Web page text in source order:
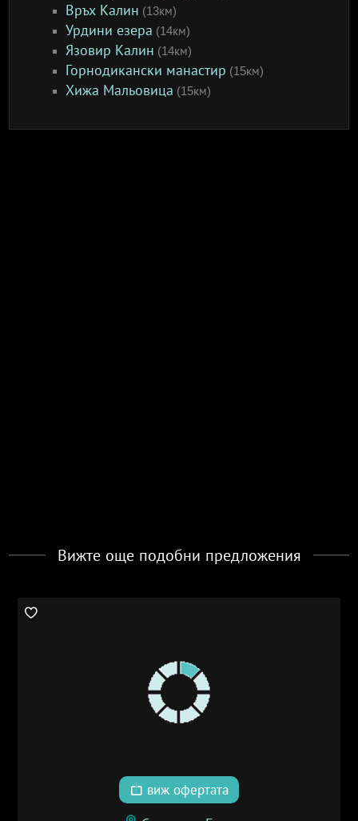
Връх Калин (13км)
Урдини езера (14км)
Язовир Калин (14км)
Горнодикански манастир (15км)
Хижа Мальовица (15км)
Вижте още подобни предложения
виж офертата